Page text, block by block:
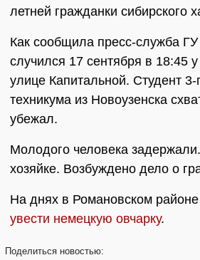
летней гражданки сибирского
Как сообщила пресс-служба
случился 17 сентября в 18:45
улице Капитальной. Студент 3-
техникума из Новоузенска
убежал.
Молодого человека
хозяйке. Возбуждено дело о
На днях в Романовском
увести немецкую овчарку.
Поделиться новостью: